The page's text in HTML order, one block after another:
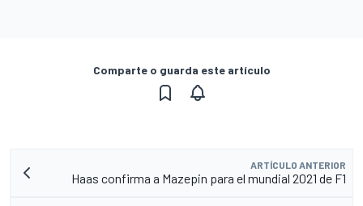
Comparte o guarda este artículo
ARTÍCULO ANTERIOR
Haas confirma a Mazepin para el mundial 2021 de F1